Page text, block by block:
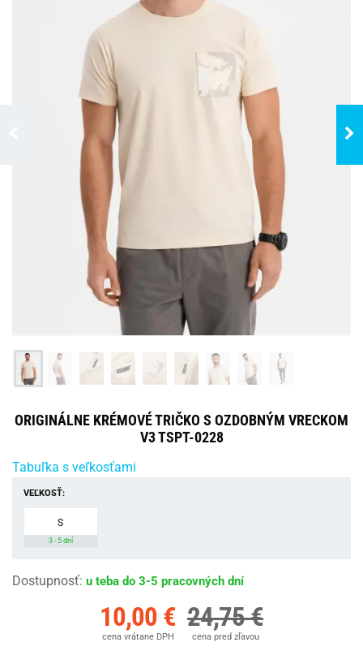
ORIGINÁLNE KRÉMOVÉ TRIČKO S OZDOBNÝM VRECKOM
V3 TSPT-0228
Tabuľka s veľkosťami
VEĽKOSŤ:
S
3 - 5 dní
Dostupnosť: u teba do 3-5 pracovných dní
10,00 €
cena vrátane DPH
24,75 €
cena pred zľavou